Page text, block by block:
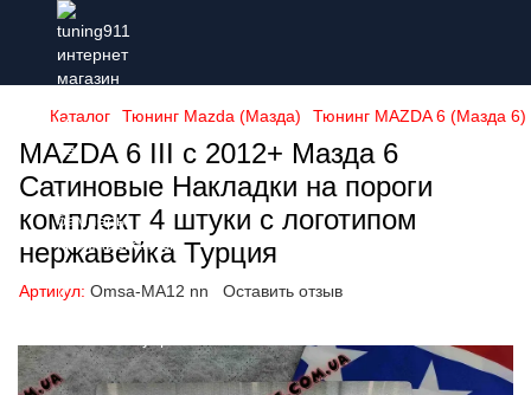
Каталог Тюнинг Mazda (Мазда) Тюнинг MAZDA 6 (Мазда 6)
MAZDA 6 III с 2012+ Мазда 6
Сатиновые Накладки на пороги
комплект 4 штуки с логотипом
нержавейка Турция
Артикул: Omsa-MA12 nn Оставить отзыв